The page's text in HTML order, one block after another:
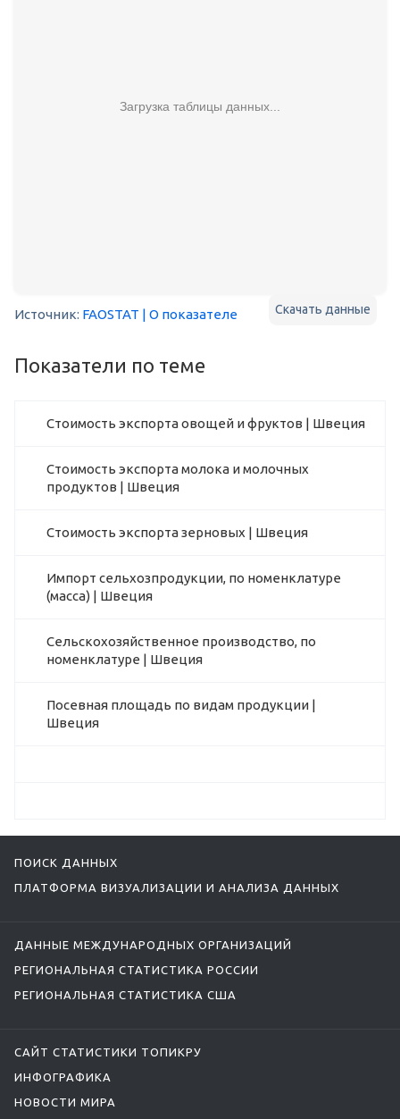
Загрузка таблицы данных...
Скачать данные
Источник: FAOSTAT | О показателе
Показатели по теме
Стоимость экспорта овощей и фруктов | Швеция
Стоимость экспорта молока и молочных
продуктов | Швеция
Стоимость экспорта зерновых | Швеция
Импорт сельхозпродукции, по номенклатуре
(масса) | Швеция
Сельскохозяйственное производство, по
номенклатуре | Швеция
Посевная площадь по видам продукции |
Швеция
ПОИСК ДАННЫХ
ПЛАТФОРМА ВИЗУАЛИЗАЦИИ И АНАЛИЗА ДАННЫХ
ДАННЫЕ МЕЖДУНАРОДНЫХ ОРГАНИЗАЦИЙ
РЕГИОНАЛЬНАЯ СТАТИСТИКА РОССИИ
РЕГИОНАЛЬНАЯ СТАТИСТИКА США
САЙТ СТАТИСТИКИ ТОПИКРУ
ИНФОГРАФИКА
НОВОСТИ МИРА